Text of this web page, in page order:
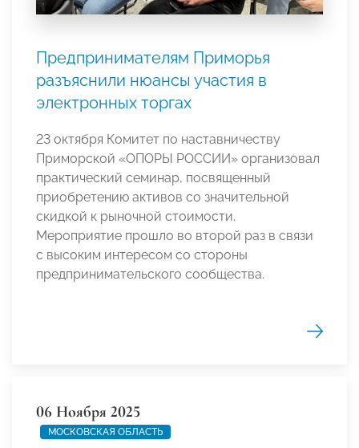
Предпринимателям Приморья
разъяснили нюансы участия в
электронных торгах
23 октября Комитет по наставничеству
Приморской «ОПОРЫ РОССИИ» организовал
практический семинар, посвященный
приобретению активов со значительной
скидкой к рыночной стоимости.
Мероприятие прошло во второй раз в связи
с высоким интересом со стороны
предпринимательского сообщества.
06 Ноября 2025
МОСКОВСКАЯ ОБЛАСТЬ